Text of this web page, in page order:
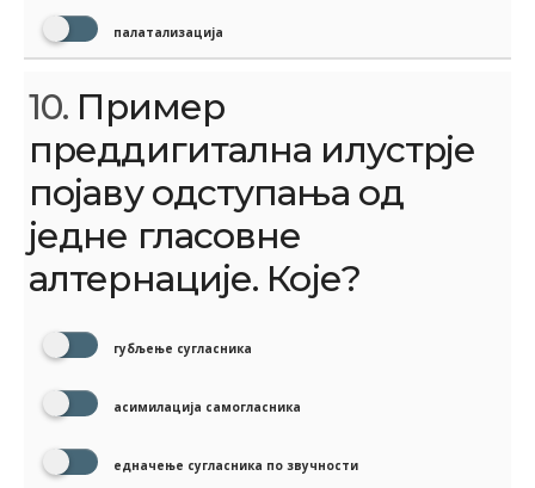
палатализација
10. Пример
преддигитална илустрје
појаву одступања од
једне гласовне
алтернације. Које?
губљење сугласника
асимилација самогласника
едначење сугласника по звучности